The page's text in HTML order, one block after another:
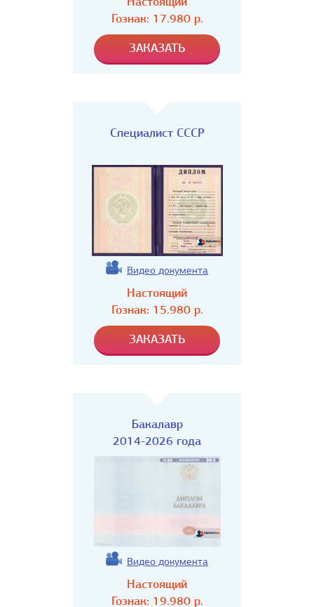
Гознак: 17.980р.
Специалист СССР
Видео документа
Настоящий
Гознак: 15.980р.
Бакалавр
2014-2026 года
Видео документа
Настоящий
Гознак: 19.980р.